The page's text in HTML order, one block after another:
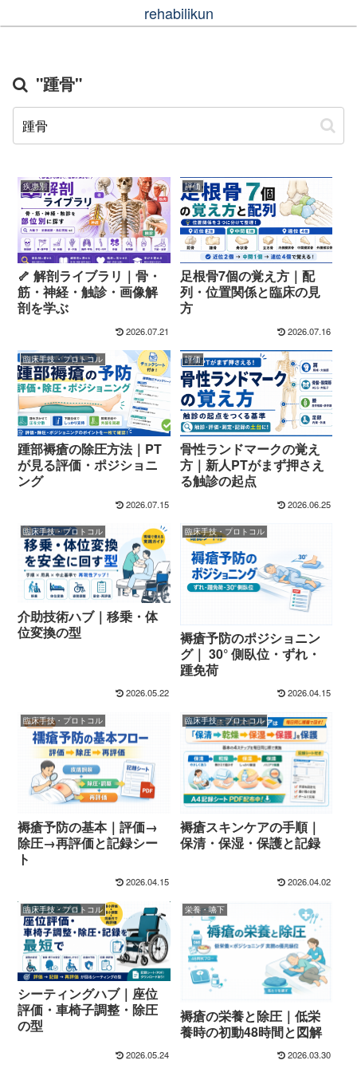
rehabilikun
"踵骨"
疾患別
🦴 解剖ライブラリ｜骨・
筋・神経・触診・画像解
剖を学ぶ
2026.07.21
評価
足根骨7個の覚え方｜配
列・位置関係と臨床の見
方
2026.07.16
臨床手技・プロトコル
踵部褥瘡の除圧方法｜PT
が見る評価・ポジショニ
ング
2026.07.15
評価
骨性ランドマークの覚え
方｜新人PTがまず押さえ
る触診の起点
2026.06.25
臨床手技・プロトコル
介助技術ハブ｜移乗・体
位変換の型
2026.05.22
臨床手技・プロトコル
褥瘡予防のポジショニン
グ｜ 30° 側臥位・ずれ・
踵免荷
2026.04.15
臨床手技・プロトコル
褥瘡予防の基本｜評価→
除圧→再評価と記録シー
ト
2026.04.15
臨床手技・プロトコル
褥瘡スキンケアの手順｜
保清・保湿・保護と記録
2026.04.02
臨床手技・プロトコル
シーティングハブ｜座位
評価・車椅子調整・除圧
の型
2026.05.24
栄養・嚥下
褥瘡の栄養と除圧｜低栄
養時の初動48時間と図解
2026.03.30